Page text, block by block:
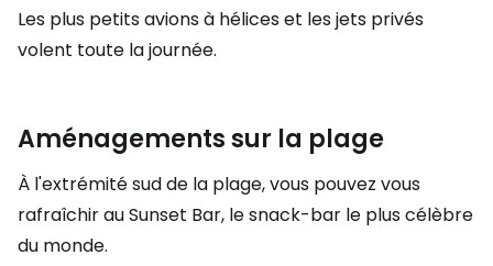
Les plus petits avions à hélices et les jets privés
volent toute la journée.
Aménagements sur la plage
À l'extrémité sud de la plage, vous pouvez vous
rafraîchir au Sunset Bar, le snack-bar le plus célèbre
du monde.